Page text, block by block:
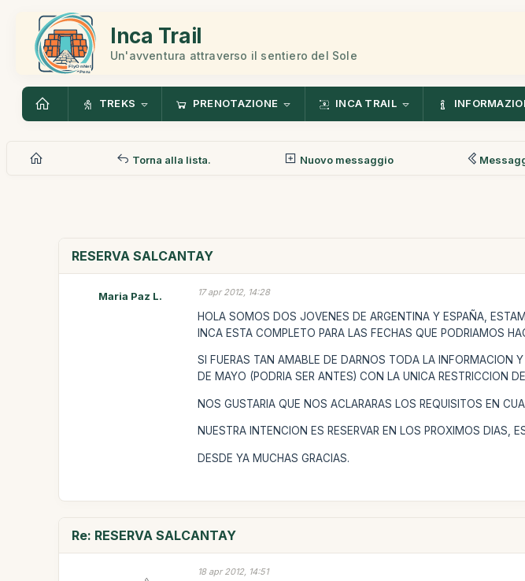
Inca Trail
Un'avventura attraverso il sentiero del Sole
TREKS PRENOTAZIONE INCA TRAIL
Torna alla lista. Nuovo messaggio
RESERVA SALCANTAY
Maria Paz L. 17 apr 2012, 14:28
HOLA SOMOS DOS JOVENES DE ARGENTINA Y ESPAÑA,
INCA ESTA COMPLETO PARA LAS FECHAS QUE PODRIAMOS
SI FUERAS TAN AMABLE DE DARNOS TODA LA INFORMACION
DE MAYO (PODRIA SER ANTES) CON LA UNICA RESTRICCION
NOS GUSTARIA QUE NOS ACLARARAS LOS REQUISITOS EN
NUESTRA INTENCION ES RESERVAR EN LOS PROXIMOS DIAS,
DESDE YA MUCHAS GRACIAS.
Re: RESERVA SALCANTAY
18 apr 2012, 14:51